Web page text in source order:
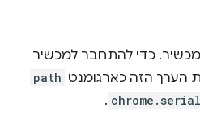
כדי להתחבר למכשיר
הערך הזה כארגומנט path
.